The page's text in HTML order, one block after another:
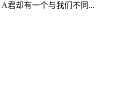
君却有一个与我们不同...